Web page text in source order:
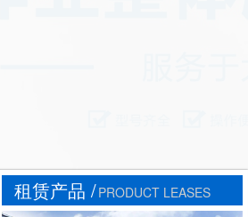
租赁产品 /PRODUCT LEASES